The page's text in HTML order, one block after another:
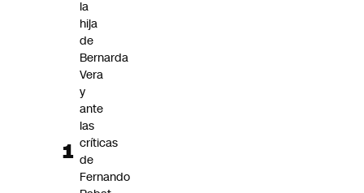
la
hija
de
Bernarda
Vera
y
ante
las
críticas
de
Fernando